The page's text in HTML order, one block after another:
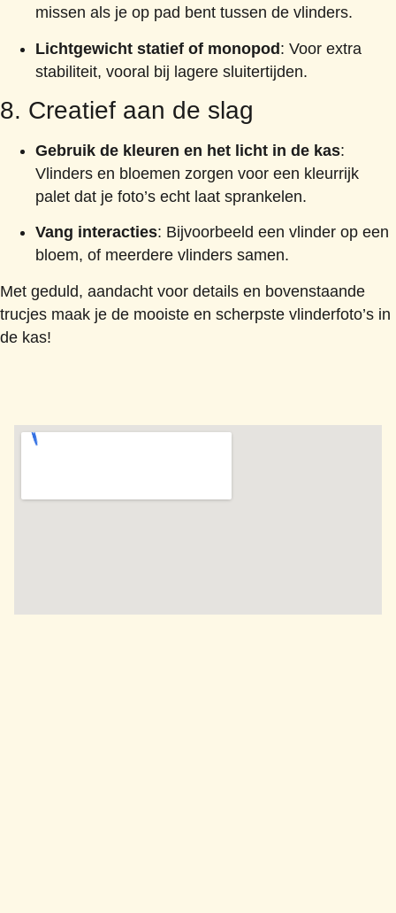
missen als je op pad bent tussen de vlinders.
Lichtgewicht statief of monopod: Voor extra
stabiliteit, vooral bij lagere sluitertijden.
8. Creatief aan de slag
Gebruik de kleuren en het licht in de kas:
Vlinders en bloemen zorgen voor een kleurrijk
palet dat je foto’s echt laat sprankelen.
Vang interacties: Bijvoorbeeld een vlinder op een
bloem, of meerdere vlinders samen.
Met geduld, aandacht voor details en bovenstaande
trucjes maak je de mooiste en scherpste vlinderfoto’s in
de kas!